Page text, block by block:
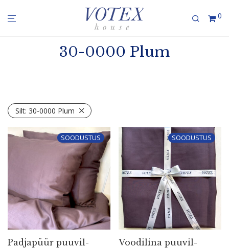
0
30-0000 Plum
Silt: 30-0000 Plum
SOODUSTUS
Padjapüür puuvil­
SOODUSTUS
Voodilina puuvil­